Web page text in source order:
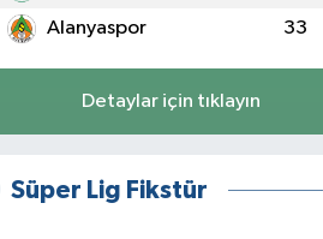
Alanyaspor 33
Detaylar için tıklayın
Süper Lig Fikstür